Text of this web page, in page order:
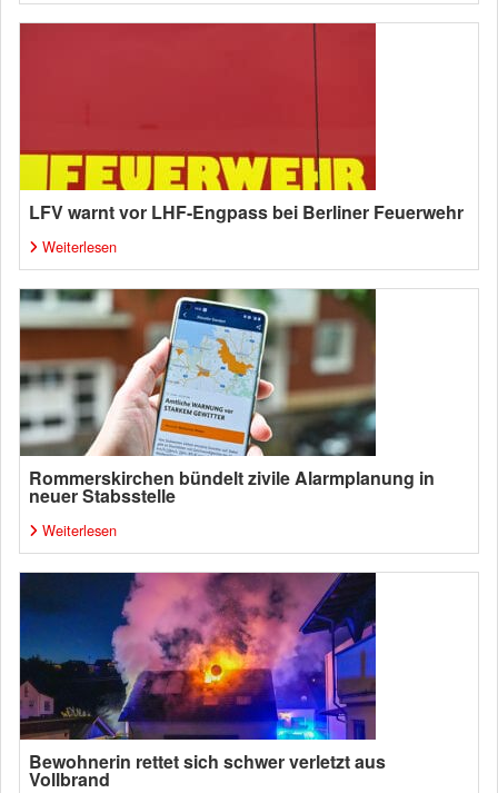
LFV warnt vor LHF-Engpass bei Berliner Feuerwehr
Weiterlesen
Rommerskirchen bündelt zivile Alarmplanung in
neuer Stabsstelle
Weiterlesen
Bewohnerin rettet sich schwer verletzt aus
Vollbrand